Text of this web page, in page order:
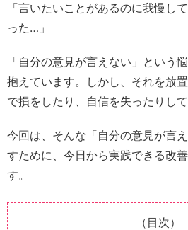
「言いたいことがあるのに我慢し
った…」
「自分の意見が言えない」という
抱えています。しかし、それを放
で損をしたり、自信を失ったりして
今回は、そんな「自分の意見が言
すために、今日から実践できる改
す。
（目次）